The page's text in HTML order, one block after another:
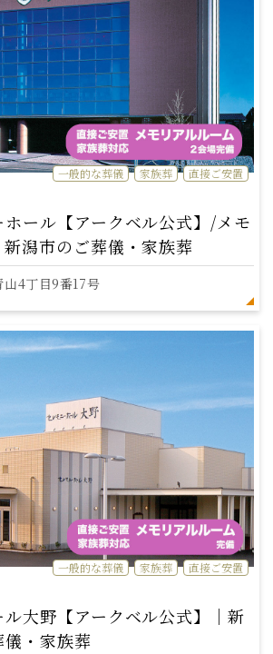
一般的な葬儀 家族葬 直接ご安置
ール【アークベル公式】/メモ
新潟市のご葬儀・家族葬
4丁目9番17号
一般的な葬儀 家族葬 直接ご安置
大野【アークベル公式】｜新
・家族葬